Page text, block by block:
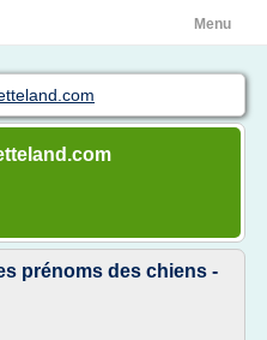
Menu
prénoms des chiens -